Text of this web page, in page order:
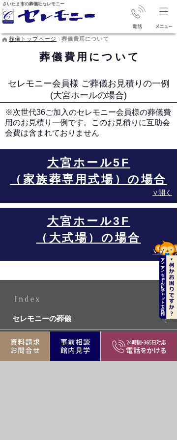
さいたま市の葬儀社セレモニー
葬儀トップページ 葬儀費用について
葬儀費用について
セレモニー会員様 ご葬儀お見積りの一例
(大宮ホールの場合)
※次世代36ご加入のセレモニー会員様の葬儀費
用のお見積り一例です。このお見積りに互助会
会費は含まれておりません
大宮ホール5F
（家族葬専用式場）の場合
∨開く
大宮ホール3F
（大式場）の場合
∨開く
セレモニーの葬儀
葬儀場を探す
葬儀費用事例